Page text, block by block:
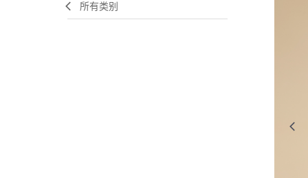
所有类别